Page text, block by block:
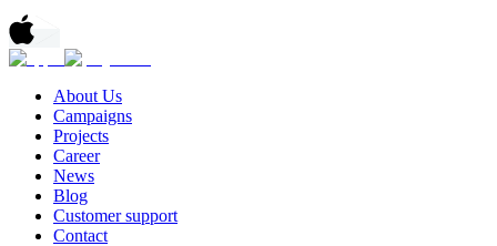
About Us
Campaigns
Projects
Career
News
Blog
Customer support
Contact